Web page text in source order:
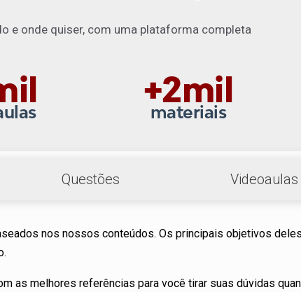
e onde quiser, com uma plataforma completa
+2mil
materiais
Questões Videoaulas
nos nossos conteúdos. Os principais objetivos
as melhores referências para você tirar suas dúvidas